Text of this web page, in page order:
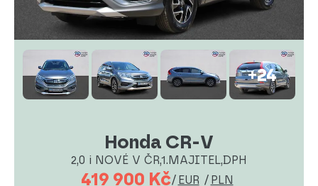
+24
Honda CR-V
2,0 i NOVÉ V ČR,1.MAJITEL,DPH
419 900 Kč/ EUR / PLN